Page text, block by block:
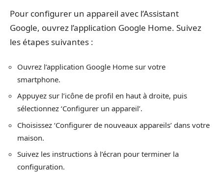
Pour configurer un appareil avec l’Assistant
Google, ouvrez l’application Google Home. Suivez
les étapes suivantes :
Ouvrez l’application Google Home sur votre
smartphone.
Appuyez sur l’icône de profil en haut à droite, puis
sélectionnez ‘Configurer un appareil’.
Choisissez ‘Configurer de nouveaux appareils’ dans votre
maison.
Suivez les instructions à l’écran pour terminer la
configuration.